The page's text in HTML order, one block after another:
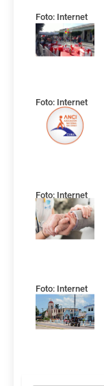
Foto: Internet
Foto: Internet
Foto: Internet
Foto: Internet